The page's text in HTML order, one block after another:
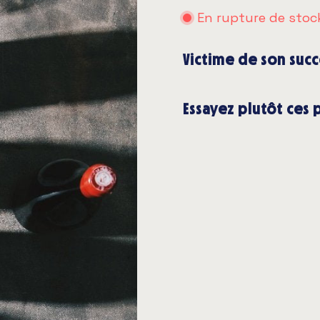
En rupture de
Victime de son
Essayez plutôt ces